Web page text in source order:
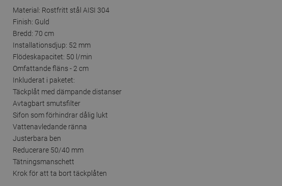
Material: Rostfritt stål AISI 304
Finish: Guld
Bredd: 70 cm
Installationsdjup: 52 mm
Flödeskapacitet: 50 l/min
Omfattande fläns - 2 cm
Inkluderat i paketet:
Täckplåt med dämpande distanser
Avtagbart smutsfilter
Sifon som förhindrar dålig lukt
Vattenavledande ränna
Justerbara ben
Reducerare 50/40 mm
Tätningsmanschett
Krok för att ta bort täckplåten